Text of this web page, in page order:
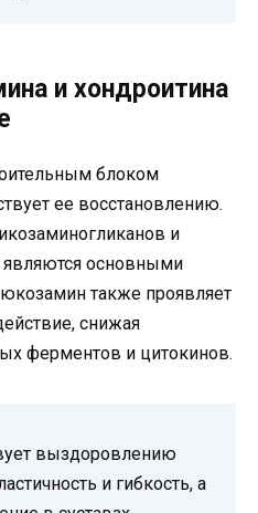
и хондроитина
блоком
ее восстановлению.
и
являются основными
также проявляет
снижая
ферментов и цитокинов.
выздоровлению
и гибкость, а